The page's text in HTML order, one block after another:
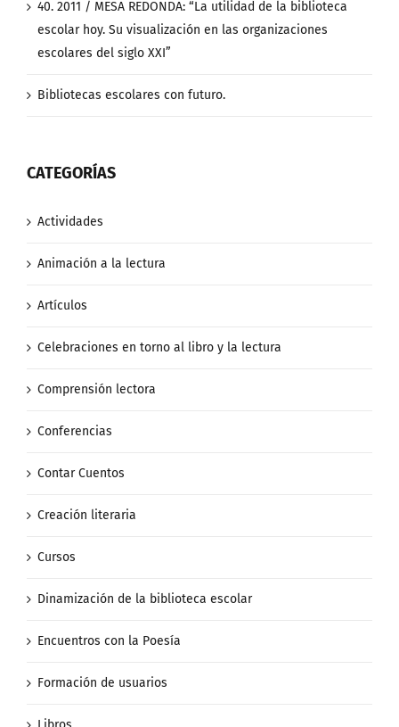
40. 2011 / MESA REDONDA: “La utilidad de la biblioteca
escolar hoy. Su visualización en las organizaciones
escolares del siglo XXI”
Bibliotecas escolares con futuro.
CATEGORÍAS
Actividades
Animación a la lectura
Artículos
Celebraciones en torno al libro y la lectura
Comprensión lectora
Conferencias
Contar Cuentos
Creación literaria
Cursos
Dinamización de la biblioteca escolar
Encuentros con la Poesía
Formación de usuarios